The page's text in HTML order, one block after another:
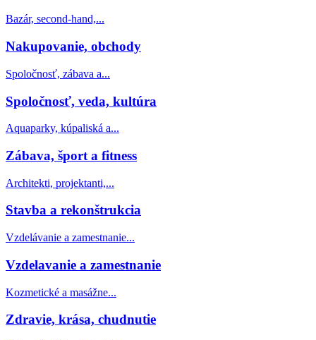
Bazár, second-hand,...
Nakupovanie, obchody
Spoločnosť, zábava a...
Spoločnosť, veda, kultúra
Aquaparky, kúpaliská a...
Zábava, šport a fitness
Architekti, projektanti,...
Stavba a rekonštrukcia
Vzdelávanie a zamestnanie...
Vzdelavanie a zamestnanie
Kozmetické a masážne...
Zdravie, krása, chudnutie